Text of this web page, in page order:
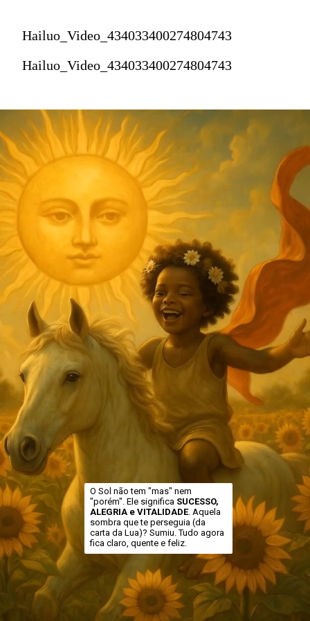
Hailuo_Video_434033400274804743
Hailuo_Video_434033400274804743
O Sol não tem "mas" nem
"porém". Ele significa SUCESSO,
ALEGRIA e VITALIDADE. Aquela
sombra que te perseguia (da
carta da Lua)? Sumiu. Tudo agora
fica claro, quente e feliz.